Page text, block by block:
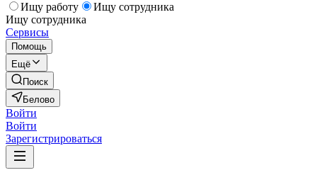
Ищу работу
Ищу сотрудника
Ищу сотрудника
Сервисы
Помощь
Ещё
Поиск
Белово
Войти
Войти
Зарегистрироваться